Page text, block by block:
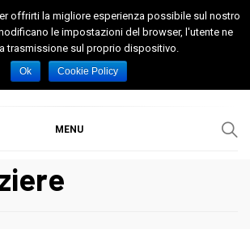
Foggia
Calcio Eventi e Attività nella Capitanata
MENU
offrirti la migliore esperienza possibile sul nostro
le impostazioni del browser, l'utente ne
trasmissione sul proprio dispositivo.
Ok Cookie Policy